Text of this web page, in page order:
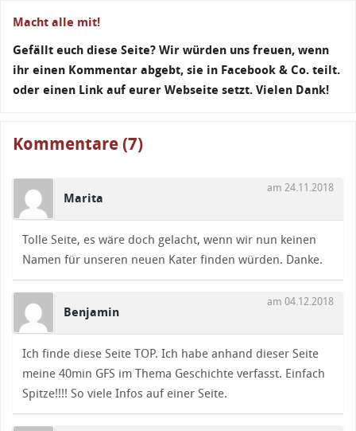
Macht alle mit!
Gefällt euch diese Seite? Wir würden uns freuen, wenn
ihr einen Kommentar abgebt, sie in Facebook & Co. teilt.
oder einen Link auf eurer Webseite setzt. Vielen Dank!
Kommentare (7)
Marita
am 24.11.2018
Tolle Seite, es wäre doch gelacht, wenn wir nun keinen
Namen für unseren neuen Kater finden würden. Danke.
Benjamin
am 04.12.2018
Ich finde diese Seite TOP. Ich habe anhand dieser Seite
meine 40min GFS im Thema Geschichte verfasst. Einfach
Spitze!!!! So viele Infos auf einer Seite.